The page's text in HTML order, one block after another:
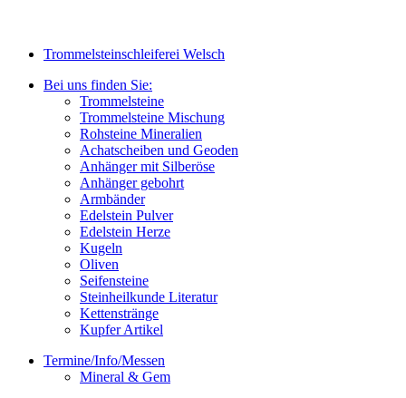
Trommelsteinschleiferei Welsch
Bei uns finden Sie:
Trommelsteine
Trommelsteine Mischung
Rohsteine Mineralien
Achatscheiben und Geoden
Anhänger mit Silberöse
Anhänger gebohrt
Armbänder
Edelstein Pulver
Edelstein Herze
Kugeln
Oliven
Seifensteine
Steinheilkunde Literatur
Kettenstränge
Kupfer Artikel
Termine/Info/Messen
Mineral & Gem